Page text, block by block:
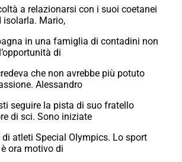
a relazionarsi con i suoi coetanei
isolarla. Mario,
in una famiglia di contadini non
di
che non avrebbe più potuto
Alessandro
seguire la pista di suo fratello
di sci. Sono iniziate
atleti Special Olympics. Lo sport
ora motivo di